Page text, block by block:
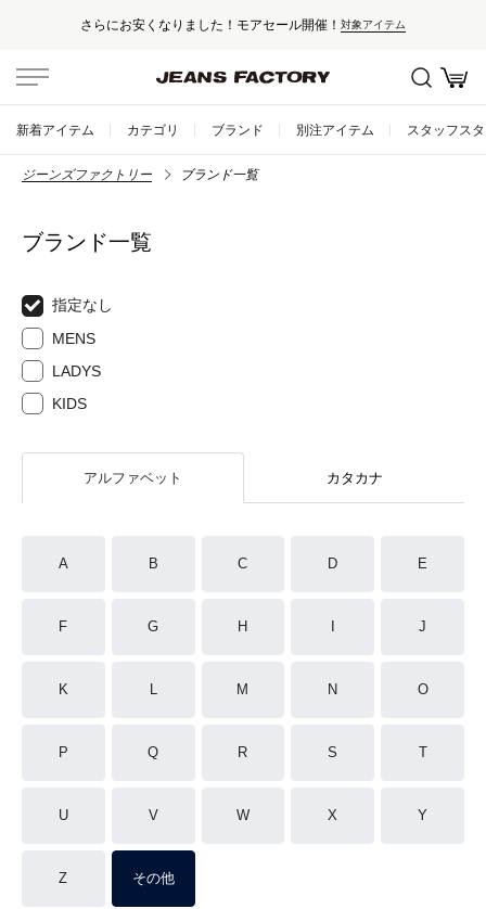
さらにお安くなりました！モアセール開催！ 対象アイテム
新着アイテム カテゴリ ブランド 別注アイテム スタッフス
ジーンズファクトリー ブランド一覧
ブランド一覧
指定なし
MENS
LADYS
KIDS
アルファベット カタカナ
A B C D E
F G H J
K L M N O
P Q R S T
U V W X Y
Z その他